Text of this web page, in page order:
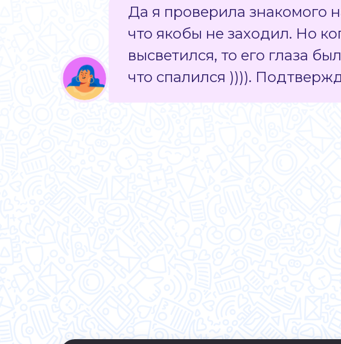
Да я проверила знакомого
что якобы не заходил. Но
высветился, то его глаза
что спалился )))).